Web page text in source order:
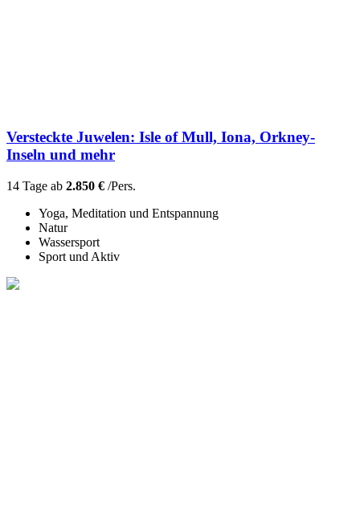
Versteckte Juwelen: Isle of Mull, Iona, Orkney-
Inseln und mehr
14 Tage ab 2.850 € /Pers.
Yoga, Meditation und Entspannung
Natur
Wassersport
Sport und Aktiv